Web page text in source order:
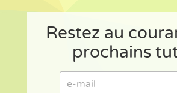
Restez au
prochains